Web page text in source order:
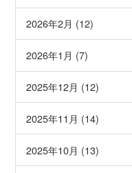
2026年2月 (12)
2026年1月 (7)
2025年12月 (12)
2025年11月 (14)
2025年10月 (13)